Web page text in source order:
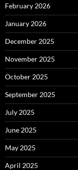
February 2026
January 2026
December 2025
November 2025
October 2025
September 2025
July 2025
June 2025
May 2025
April 2025